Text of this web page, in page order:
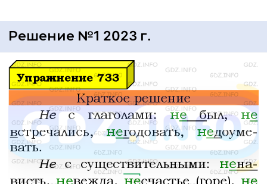
Решение №1 2023 г.